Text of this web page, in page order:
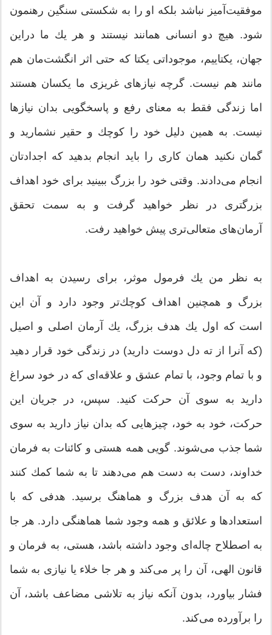
موفقیت‌آمیز نباشد بلكه او را به شكستی سنگین رهنمون
شود. هیچ دو انسانی همانند نیستند و هر یك ما دراین
جهان، یكتاییم، موجوداتی یكتا كه حتی اثر انگشت‌مان هم
مانند هم نیست. گرچه نیازهای غریزی ما یكسان هستند
اما زندگی فقط به معنای رفع و پاسخگویی بدان نیازها
نیست. به همین دلیل خود را كوچك و حقیر نشمارید و
گمان نكنید همان كاری را باید انجام بدهید كه اجداد‌تان
انجام می‌‌دادند. وقتی خود را بزرگ ببینید برای خود اهداف
بزرگتری در نظر خواهید گرفت و به سمت تحقق
آرمان‌‌های متعالی‌تری پیش خواهید رفت.
به نظر من یك فرمول موثر، برای رسیدن به اهداف
بزرگ و همچنین اهداف كوچك‌تر وجود دارد و آن این
است كه اول یك هدف بزرگ‌‌، یك آرمان اصلی و اصیل
(كه آنرا از ته دل دوست دارید) در زندگی خود قرار دهید
و با تمام وجود‌‌، با تمام عشق و علاقه‌ای كه در خود سراغ
دارید به سوی آن حركت كنید. سپس‌‌، در جریان این
حركت‌‌، خود به خود‌‌، چیزهایی كه بدان نیاز دارید به سوی
شما جذب می‌‌شوند. گویی همه هستی و كائنات به فرمان
خداوند‌‌، دست به دست هم می‌‌دهند تا به شما كمك كنند
كه به آن هدف بزرگ و هماهنگ برسید. هدفی كه با
استعدادها و علائق و همه وجود شما هماهنگی دارد. هر جا
به اصطلاح چاله‌ای وجود داشته باشد‌‌، هستی‌‌، به فرمان و
قانون الهی‌‌، آن را پر می‌‌كند و هر جا خلاء یا نیازی به شما
فشار بیاورد‌‌، بدون آنكه نیاز به تلاشی مضاعف باشد‌‌، آن
را برآورده می‌‌كند.